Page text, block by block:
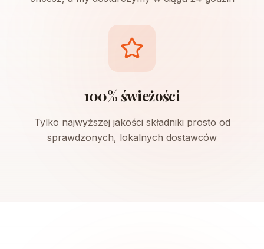
100% świeżości
Tylko najwyższej jakości składniki prosto od
sprawdzonych, lokalnych dostawców